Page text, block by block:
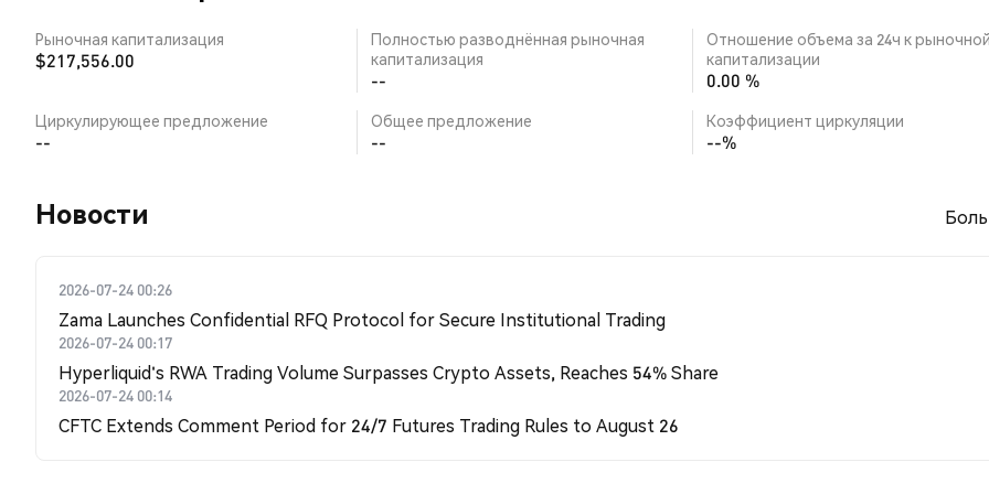
Рыночная капитализация
$217,556.00
Полностью разводнённая рыночная
капитализация
--
Отношение объема за 24ч к
капитализации
0.00 %
Циркулирующее предложение
--
Общее предложение
--
Коэффициент циркуляции
--%
Новости
2026-07-24 00:26
Zama Launches Confidential RFQ Protocol for Secure Institutional Trading
2026-07-24 00:17
Hyperliquid's RWA Trading Volume Surpasses Crypto Assets, Reaches 54% Share
2026-07-24 00:14
CFTC Extends Comment Period for 24/7 Futures Trading Rules to August 26